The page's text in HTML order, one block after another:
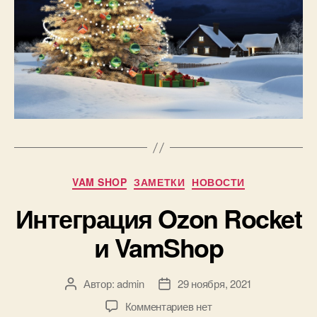
Рубрики
VAM SHOP ЗАМЕТКИ НОВОСТИ
Интеграция Ozon Rocket
и VamShop
АвторАвтор:admin
Дата29 ноября, 2021
Комментариевк
нет